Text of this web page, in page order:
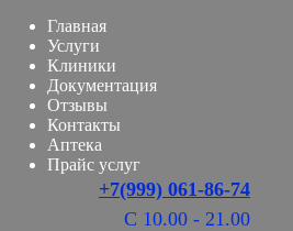
Главная
Услуги
Клиники
Документация
Отзывы
Контакты
Аптека
Прайс услуг
+7(999) 061-86-74
С 10.00 - 21.00